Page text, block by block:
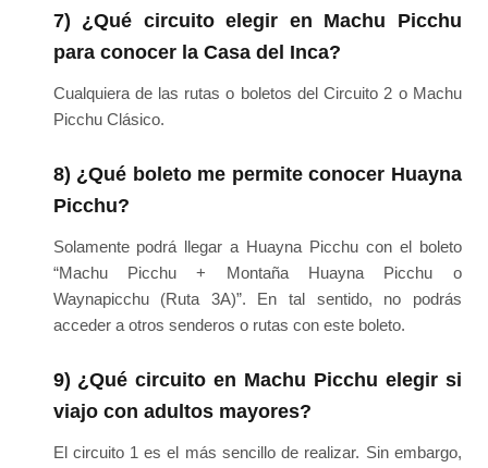
7) ¿Qué circuito elegir en Machu Picchu
para conocer la Casa del Inca?
Cualquiera de las rutas o boletos del Circuito 2 o Machu
Picchu Clásico.
8) ¿Qué boleto me permite conocer Huayna
Picchu?
Solamente podrá llegar a Huayna Picchu con el boleto
“Machu Picchu + Montaña Huayna Picchu o
Waynapicchu (Ruta 3A)”. En tal sentido, no podrás
acceder a otros senderos o rutas con este boleto.
9) ¿Qué circuito en Machu Picchu elegir si
viajo con adultos mayores?
El circuito 1 es el más sencillo de realizar. Sin embargo,